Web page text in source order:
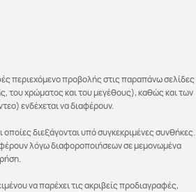
περιεχόμενο προβολής στις παραπάνω σελίδες
του χρώματος και του μεγέθους), καθώς και των
ενδέχεται να διαφέρουν.
διεξάγονται υπό συγκεκριμένες συνθήκες.
λόγω διαφοροποιήσεων σε μεμονωμένα
να παρέχει τις ακριβείς προδιαγραφές,